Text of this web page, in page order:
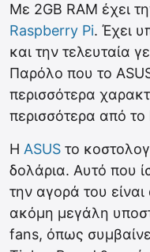
Με 2GB RAM έχει
Raspberry Pi. Έχει
και την τελευταία
Παρόλο που το
περισσότερα
περισσότερα από
Η ASUS το
δολάρια. Αυτό που
την αγορά του
ακόμη μεγάλη
fans, όπως